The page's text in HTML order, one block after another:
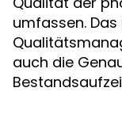
umfassen.
auch die